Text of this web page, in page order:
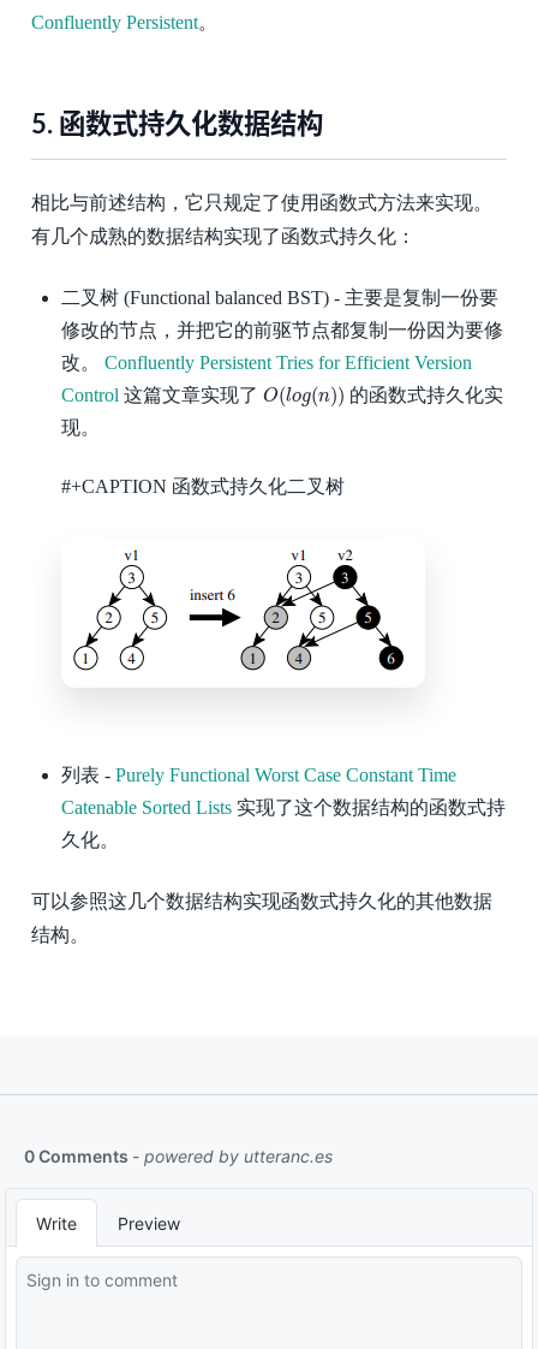
Confluently Persistent。
5.函数式持久化数据结构
相比与前述结构，它只规定了使用函数式方法来实现。
有几个成熟的数据结构实现了函数式持久化：
二叉树 (Functional balanced BST) - 主要是复制一份要
修改的节点，并把它的前驱节点都复制一份因为要修
改。Confluently Persistent Tries for Efficient Version
Control 这篇文章实现了O(log(n))
O(lo (n )
的函数式持久化实
现。
#+CAPTION 函数式持久化二叉树
列表 -Purely Functional Worst Case Constant Time
Catenable Sorted Lists 实现了这个数据结构的函数式持
久化。
可以参照这几个数据结构实现函数式持久化的其他数据
结构。